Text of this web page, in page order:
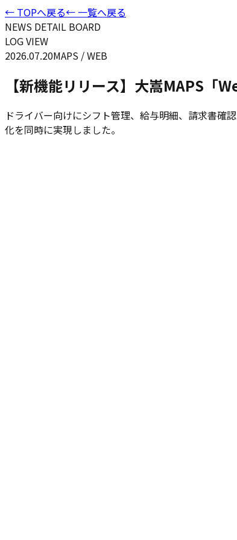
← TOPへ戻る← 一覧へ戻る
NEWS DETAIL BOARD
LOG VIEW
2026.07.20MAPS / WEB
【新機能リリース】大嵩MAPS「
ドライバー向けにシフト管理、給与明細、請求書確
化を同時に実現しました。